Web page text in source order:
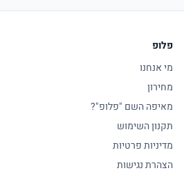
פלופ
מי אנחנו
מחירון
מאיפה השם "פלופ"?
תקנון השימוש
מדיניות פרטיות
הצהרת נגישות